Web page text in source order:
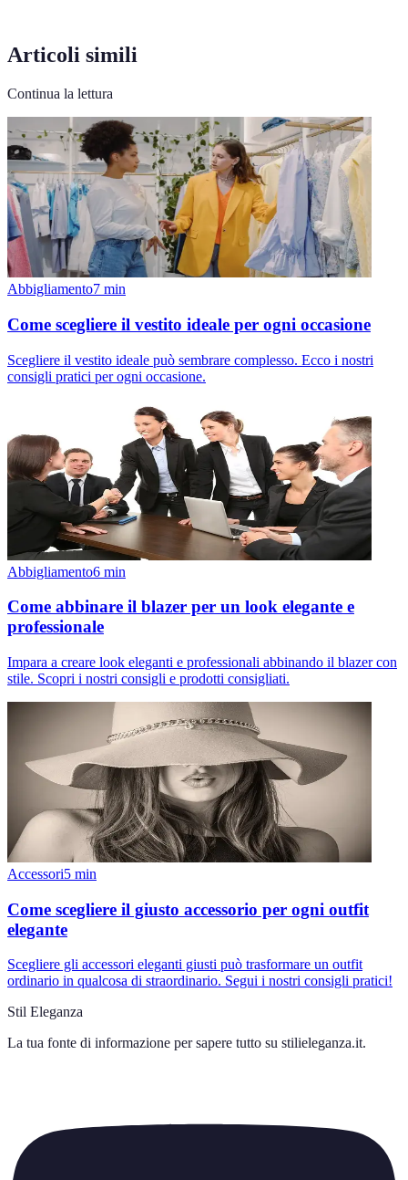
Articoli simili
Continua la lettura
Abbigliamento7 min
Come scegliere il vestito ideale per ogni occasione
Scegliere il vestito ideale può sembrare complesso. Ecco i nostri
consigli pratici per ogni occasione.
Abbigliamento6 min
Come abbinare il blazer per un look elegante e
professionale
Impara a creare look eleganti e professionali abbinando il blazer con
stile. Scopri i nostri consigli e prodotti consigliati.
Accessori5 min
Come scegliere il giusto accessorio per ogni outfit
elegante
Scegliere gli accessori eleganti giusti può trasformare un outfit
ordinario in qualcosa di straordinario. Segui i nostri consigli pratici!
Stil Eleganza
La tua fonte di informazione per sapere tutto su stilieleganza.it.